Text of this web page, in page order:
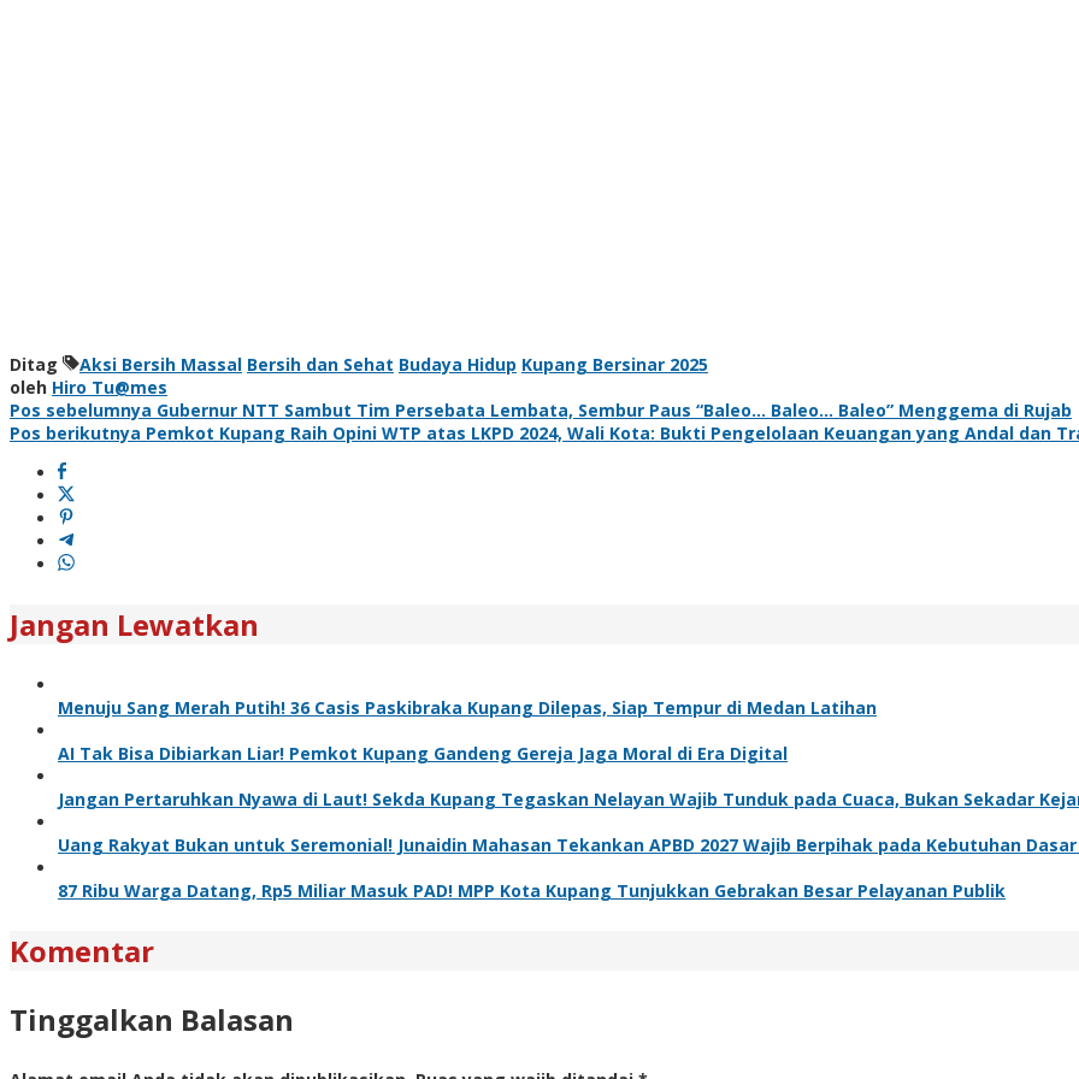
Ditag Aksi Bersih Massal Bersih dan Sehat Budaya Hidup Kupang Bersinar 2025
oleh Hiro Tu@mes
Navigasi
pos
Pos sebelumnya Gubernur NTT Sambut Tim Persebata Lembata, Sembur Paus “Baleo… Baleo… Baleo” Menggema di Rujab
Pos berikutnya Pemkot Kupang Raih Opini WTP atas LKPD 2024, Wali Kota: Bukti Pengelolaan Keuangan yang Andal dan
Jangan Lewatkan
Menuju Sang Merah Putih! 36 Casis Paskibraka Kupang Dilepas, Siap Tempur di Medan Latihan
AI Tak Bisa Dibiarkan Liar! Pemkot Kupang Gandeng Gereja Jaga Moral di Era Digital
Jangan Pertaruhkan Nyawa di Laut! Sekda Kupang Tegaskan Nelayan Wajib Tunduk pada Cuaca, Bukan Sekadar
Uang Rakyat Bukan untuk Seremonial! Junaidin Mahasan Tekankan APBD 2027 Wajib Berpihak pada Kebutuhan
87 Ribu Warga Datang, Rp5 Miliar Masuk PAD! MPP Kota Kupang Tunjukkan Gebrakan Besar Pelayanan Publik
Komentar
Tinggalkan Balasan